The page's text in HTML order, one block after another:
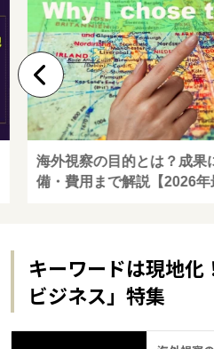
海外視察の目的とは？成果
備・費用まで解説【2026年
キーワードは現地化
ビジネス」特集